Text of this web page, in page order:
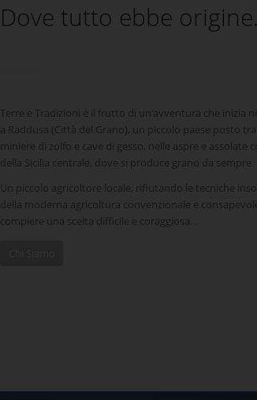
Dove tutto ebbe origine.
Terre e Tradizioni è il frutto di un’avventura che inizia
a Raddusa (Città del Grano), un piccolo paese posto tra
miniere di zolfo e cave di gesso, nelle aspre e assolate
della Sicilia centrale, dove si produce grano da sempre.
Un piccolo agricoltore locale, rifiutando le tecniche
della moderna agricoltura convenzionale e
compiere una scelta difficile e coraggiosa…